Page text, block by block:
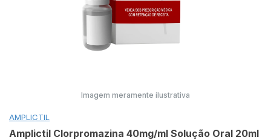
Imagem meramente ilustrativa
AMPLICTIL
Amplictil Clorpromazina 40mg/ml Solução Oral 20ml